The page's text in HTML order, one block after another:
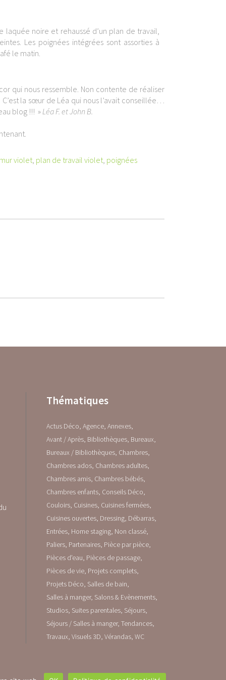
laquée noire et rehaussé d’un plan de travail,
Les poignées intégrées sont assorties à
le matin.
qui nous ressemble. Non contente de réaliser
la sœur de Léa qui nous l’avait conseillée…
blog !!! »Léa F. et John B.
violet, plan de travail violet, poignées
Thématiques
Actus Déco Agence Annexes
Avant / Après Bibliothèques Bureaux
Bureaux / Bibliothèques Chambres
Chambres ados Chambres adultes
Chambres amis Chambres bébés
Chambres enfants Conseils Déco
Couloirs Cuisines Cuisines fermées
Cuisines ouvertes Dressing Débarras
Entrées Home staging Non classé
Paliers Partenaires Pièce par pièce
Pièces d'eau Pièces de passage
Pièces de vie Projets complets
Projets Déco Salles de bain
Salles à manger Salons & Evènements
Studios Suites parentales Séjours
Séjours / Salles à manger Tendances
Travaux Visuels 3D Vérandas WC